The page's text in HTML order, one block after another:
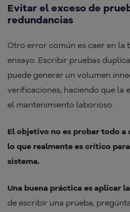
Evitar el exceso de
redundancias
Otro error común es caer en la
ensayo. Escribir pruebas
puede generar un volumen
verificaciones, haciendo que la
el mantenimiento laborioso.
El objetivo no es probar todo a
lo que realmente es crítico
sistema.
Una buena práctica es aplicar
de escribir una prueba,